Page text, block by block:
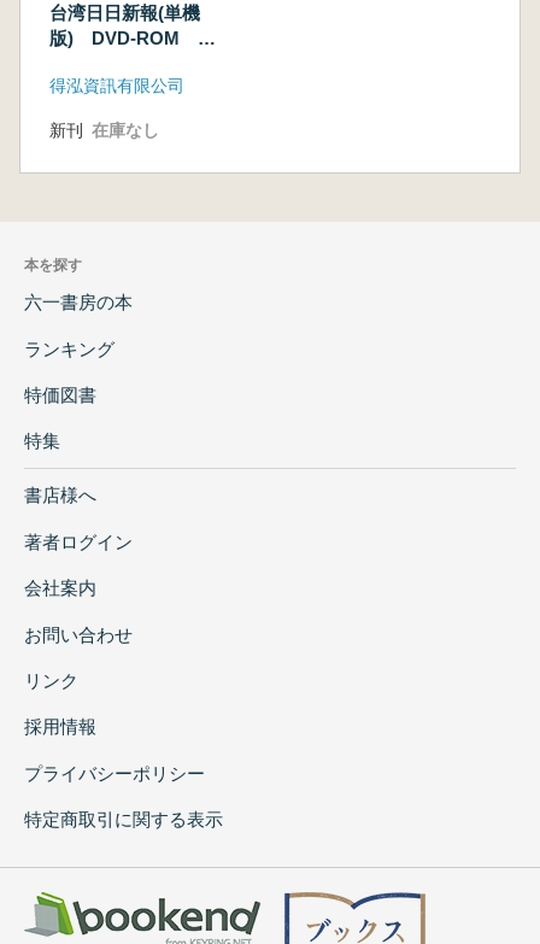
台湾日日新報(単機
版) DVD-ROM 大
得泓資訊有限公司
新刊 在庫なし
本を探す
六一書房の本
ランキング
特価図書
特集
書店様へ
著者ログイン
会社案内
お問い合わせ
リンク
採用情報
プライバシーポリシー
特定商取引に関する表示